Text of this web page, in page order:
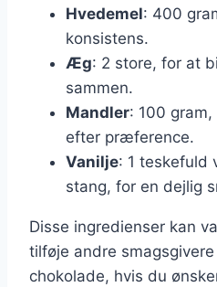
Hvedemel: 400
konsistens.
Æg: 2 store, for at
sammen.
Mandler: 100
efter præference.
Vanilje: 1 teskefuld
stang, for en dejlig
Disse ingredienser kan
tilføje andre
chokolade, hvis du